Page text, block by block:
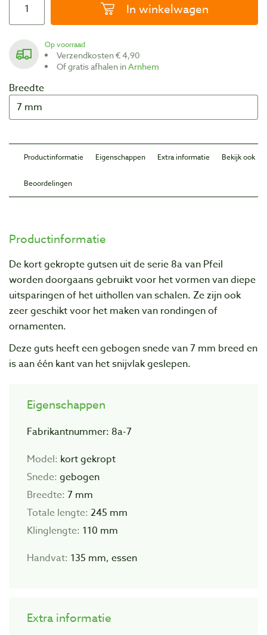
In winkelwagen
Op voorraad
Verzendkosten € 4,90
Of gratis afhalen inArnhem
Breedte
Productinformatie Eigenschappen Extra informatie Bekijk ook
Beoordelingen
Productinformatie
De kort gekropte gutsen uit de serie 8a van Pfeil
worden doorgaans gebruikt voor het vormen van diepe
uitsparingen of het uithollen van schalen. Ze zijn ook
zeer geschikt voor het maken van rondingen of
ornamenten.
Deze guts heeft een gebogen snede van 7 mm breed en
is aan één kant van het snijvlak geslepen.
Eigenschappen
Fabrikantnummer: 8a-7
Model: kort gekropt
Snede: gebogen
Breedte: 7 mm
Totale lengte: 245 mm
Klinglengte: 110 mm
Handvat: 135 mm, essen
Extra informatie